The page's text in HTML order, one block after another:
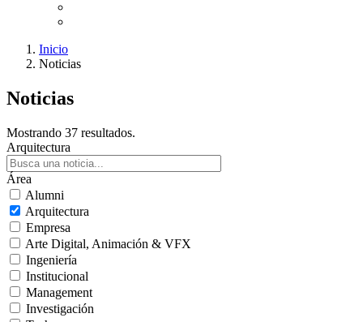
Inicio
Noticias
Noticias
Mostrando 37 resultados.
Arquitectura
Área
Alumni
Arquitectura
Empresa
Arte Digital, Animación & VFX
Ingeniería
Institucional
Management
Investigación